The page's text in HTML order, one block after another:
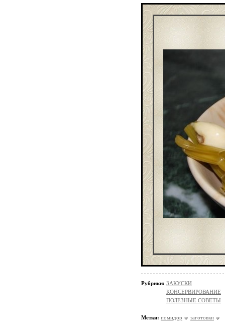
Рубрики: ЗАКУСКИ
КОНСЕРВИРОВАНИЕ
ПОЛЕЗНЫЕ СОВЕТЫ
Метки: помидор заготовки